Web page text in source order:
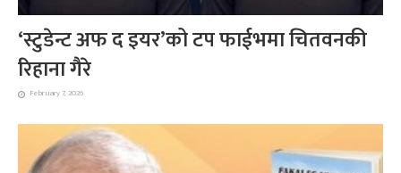
‘स्टुडेन्ट अफ द इयर’को टप फाईभमा चितवनकी
रिहाना गैरे
February 7, 2026